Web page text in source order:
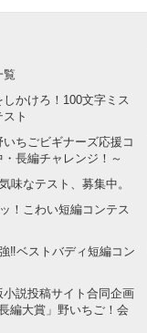
覧
しかけろ！100文字ミス
ト
ちごビギナーズ応援コ
・長編チャレンジ！～
味なテスト、募集中。
！こわい短編コンテス
‼ベストバディ短編コン
小説投稿サイト合同企画
編大賞」野いちご！会